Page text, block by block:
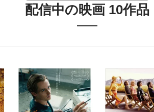
配信中の映画 10作品